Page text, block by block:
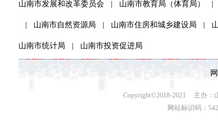
山南市发展和改革委员会 | 山南市教育局（体育局） |
| 山南市自然资源局 | 山南市住房和城乡建设局 |
山南市统计局 | 山南市投资促进局
Copyright©2018-2021 主办：
网站标识码：